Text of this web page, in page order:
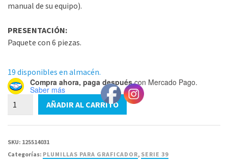
manual de su equipo).
PRESENTACIÓN:
Paquete con 6 piezas.
19 disponibles en almacén.
Compra ahora, paga despuéscon Mercado Pago.
Saber más
82-
AÑADIR AL CARRITO
SKU: 125514031
Categorías: PLUMILLAS PARA GRAFICADOR, SERIE 39